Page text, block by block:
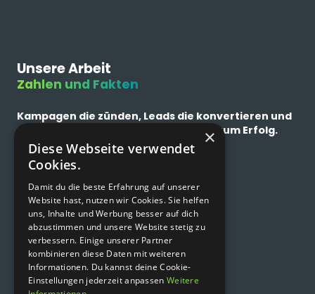
Unsere Arbeit
Zahlen und Fakten
Kampagen die zünden, Leads die konvertieren und
effektive Budgets sind unser Rezept zum Erfolg.
Und eine Priese Zauber.
2499
2500+
999
×
Diese Webseite verwendet
Cookies.
Damit du die beste Erfahrung auf unserer
Website hast, nutzen wir Cookies. Sie helfen
uns, Inhalte und Werbung besser auf dich
abzustimmen und unsere Website stetig zu
verbessern. Einige unserer Partner
kombinieren diese Daten mit weiteren
Informationen. Du kannst deine Cookie-
Einstellungen jederzeit anpassen Weitere